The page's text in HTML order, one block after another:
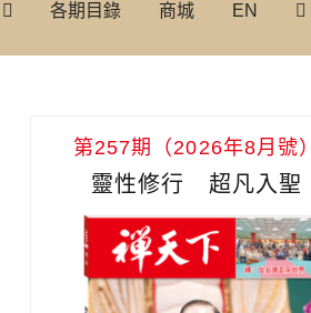
各期目錄 商城 EN
第257期（2026年8月號）
靈性修行 超凡入聖